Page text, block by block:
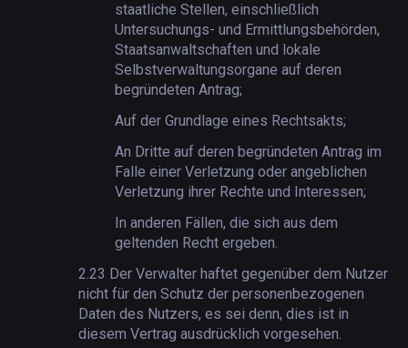
staatliche Stellen, einschließlich
Untersuchungs- und Ermittlungsbehörden,
Staatsanwaltschaften und lokale
Selbstverwaltungsorgane auf deren
begründeten Antrag;
Auf der Grundlage eines Rechtsakts;
An Dritte auf deren begründeten Antrag im
Falle einer Verletzung oder angeblichen
Verletzung ihrer Rechte und Interessen;
In anderen Fällen, die sich aus dem
geltenden Recht ergeben.
2.23 Der Verwalter haftet gegenüber dem Nutzer
nicht für den Schutz der personenbezogenen
Daten des Nutzers, es sei denn, dies ist in
diesem Vertrag ausdrücklich vorgesehen.